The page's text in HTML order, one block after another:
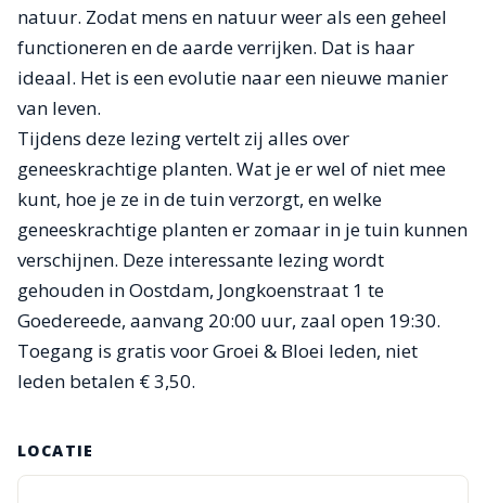
natuur. Zodat mens en natuur weer als een geheel
functioneren en de aarde verrijken. Dat is haar
ideaal. Het is een evolutie naar een nieuwe manier
van leven.
Tijdens deze lezing vertelt zij alles over
geneeskrachtige planten. Wat je er wel of niet mee
kunt, hoe je ze in de tuin verzorgt, en welke
geneeskrachtige planten er zomaar in je tuin kunnen
verschijnen. Deze interessante lezing wordt
gehouden in Oostdam, Jongkoenstraat 1 te
Goedereede, aanvang 20:00 uur, zaal open 19:30.
Toegang is gratis voor Groei & Bloei leden, niet
leden betalen € 3,50.
LOCATIE